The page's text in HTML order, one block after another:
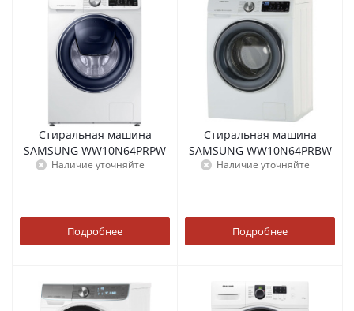
Стиральная машина
SAMSUNG WW10N64PRPW
Наличие уточняйте
Подробнее
Стиральная машина
SAMSUNG WW10N64PRBW
Наличие уточняйте
Подробнее